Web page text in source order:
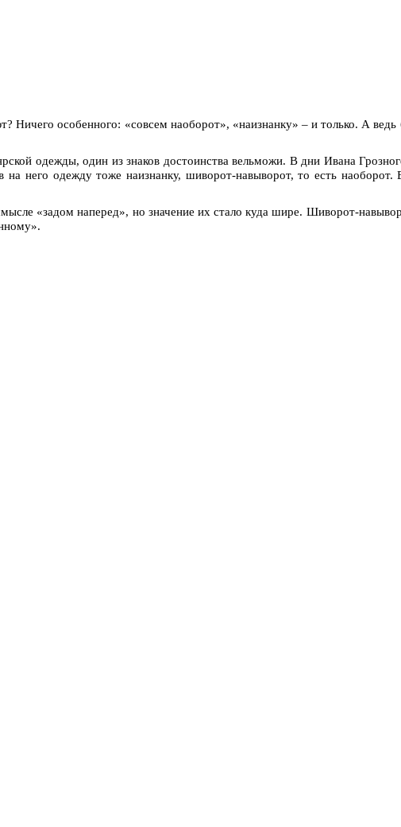
Ничего особенного: «совсем наоборот», «наизнанку» – и только. А ведь
одежды, один из знаков достоинства вельможи. В дни Ивана
него одежду тоже наизнанку, шиворот-навыворот, то есть наоборот.
«задом наперед», но значение их стало куда шире. Шиворот-